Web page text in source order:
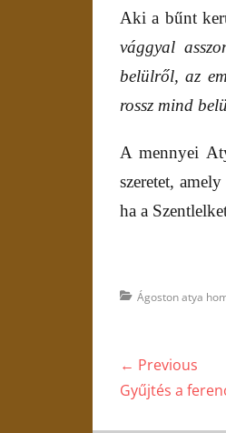
Aki a bűnt
vággyal
belülről, az
rossz mind
A mennyei
szeretet,
ha a
Categories
Ágoston atya
Bejegyzés
navigáció
← Previous
Previous
Gyűjtés a